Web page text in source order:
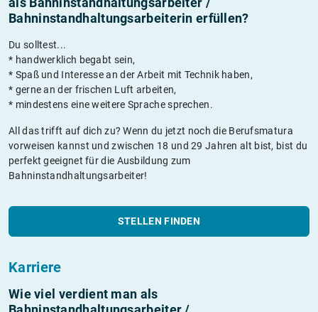
Bahninstandhaltungsarbeiterin erfüllen?
Du solltest...
* handwerklich begabt sein,
* Spaß und Interesse an der Arbeit mit Technik haben,
* gerne an der frischen Luft arbeiten,
* mindestens eine weitere Sprache sprechen.
All das trifft auf dich zu? Wenn du jetzt noch die Berufsmatura
vorweisen kannst und zwischen 18 und 29 Jahren alt bist, bist du
perfekt geeignet für die Ausbildung zum
Bahninstandhaltungsarbeiter!
STELLEN FINDEN
Karriere
Wie viel verdient man als